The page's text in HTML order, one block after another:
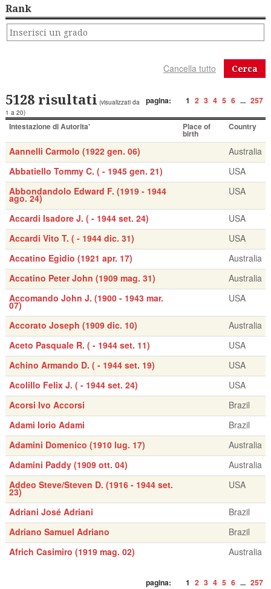
Rank
Cerca
pagina: 1 2 3 4 5 6 ... 257
5128 risultati (visualizzati da
1 a 20)
Intestazione di Autorita' Place of
birth
Country
Aannelli Carmolo (1922 gen. 06)
Australia
Abbatiello Tommy C. ( - 1945 gen. 21)
USA
Abbondandolo Edward F. (1919 - 1944
ago. 24)
USA
Accardi Isadore J. ( - 1944 set. 24)
USA
Accardi Vito T. ( - 1944 dic. 31)
USA
Accatino Egidio (1921 apr. 17)
Australia
Accatino Peter John (1909 mag. 31)
Australia
Accomando John J. (1900 - 1943 mar.
07)
USA
Accorato Joseph (1909 dic. 10)
Australia
Aceto Pasquale R. ( - 1944 set. 11)
USA
Achino Armando D. ( - 1944 set. 19)
USA
Acolillo Felix J. ( - 1944 set. 24)
USA
Acorsi Ivo Accorsi
Brazil
Adami Iorio Adami
Brazil
Adamini Domenico (1910 lug. 17)
Australia
Adamini Paddy (1909 ott. 04)
Australia
Addeo Steve/Steven D. (1916 - 1944 set.
23)
USA
Adriani José Adriani
Brazil
Adriano Samuel Adriano
Brazil
Africh Casimiro (1919 mag. 02)
Australia
pagina: 1 2 3 4 5 6 ... 257